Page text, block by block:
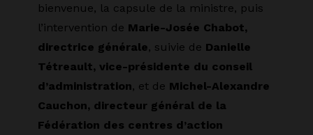
bienvenue, la capsule de la ministre, puis
l’intervention de Marie-Josée Chabot,
directrice générale, suivie de Danielle
Tétreault, vice-présidente du conseil
d’administration, et de Michel-Alexandre
Cauchon, directeur général de la
Fédération des centres d’action